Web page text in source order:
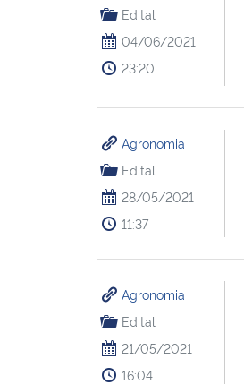
Edital
04/06/2021
23:20
Agronomia
Edital
28/05/2021
11:37
Agronomia
Edital
21/05/2021
16:04